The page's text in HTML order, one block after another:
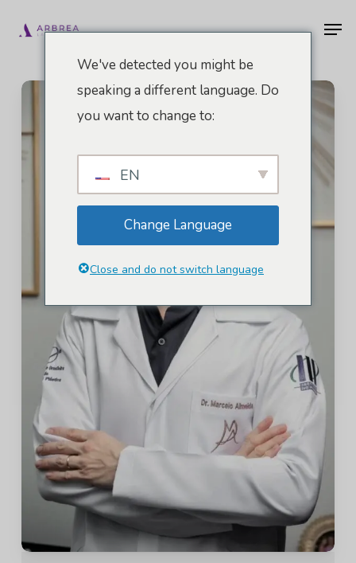
principal
We've detected you might be
speaking a different language. Do
you want to change to:
EN
Change Language
Close and do not switch language